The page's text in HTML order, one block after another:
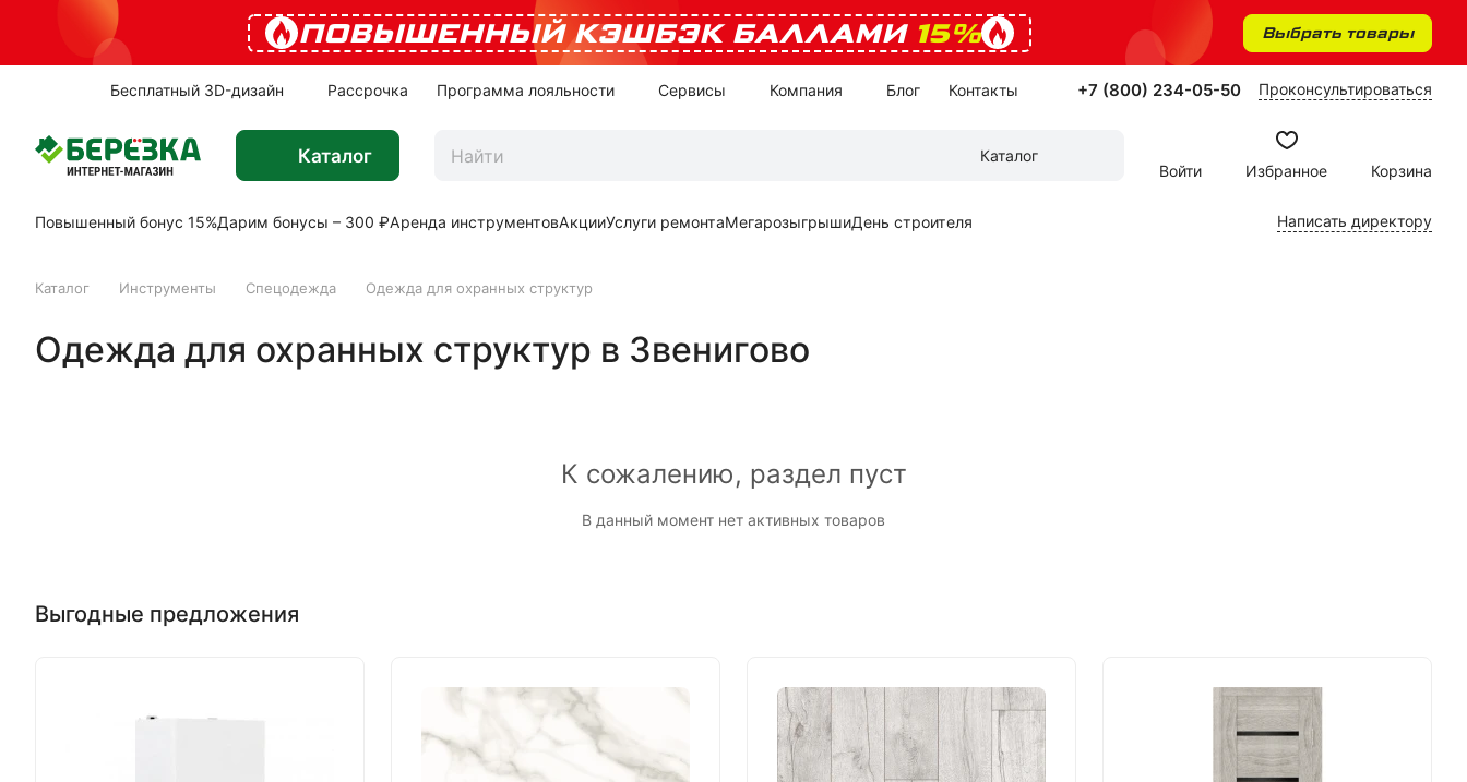
ПОВЫШЕННЫЙ КЭШБЭК БАЛЛАМИ 15% Выбрать товары
Бесплатный 3D-дизайн Рассрочка Программа лояльности Сервисы Компания Блог Контакты +7 (800) 234-05-50 Проконсультироваться
Каталог
Каталог
Войти
Избранное Корзина
Повышенный бонус 15%Дарим бонусы – 300 ₽Аренда инструментовАкцииУслуги ремонтаМегарозыгрышиДень строителя Написать директору
Каталог Инструменты Спецодежда Одежда для охранных структур
Одежда для охранных структур в Звенигово
К сожалению, раздел пуст
В данный момент нет активных товаров
Выгодные предложения